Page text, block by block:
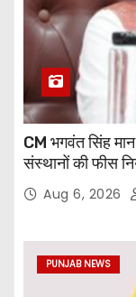
CM भगवंत सिंह
संस्थानों की फीस
दी Aug 6, 2026
PUNJAB NEWS